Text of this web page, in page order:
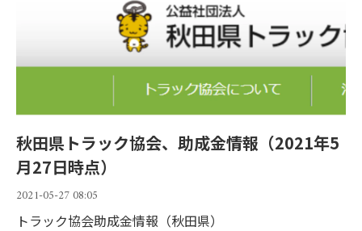
秋田県トラック協会、助成金情報（2021年5
月27日時点）
2021-05-27 08:05
トラック協会助成金情報（秋田県）